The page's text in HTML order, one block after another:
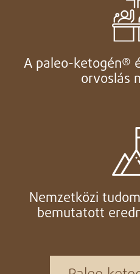
A paleo-ketogén®
orvoslás
Nemzetközi
bemutatott